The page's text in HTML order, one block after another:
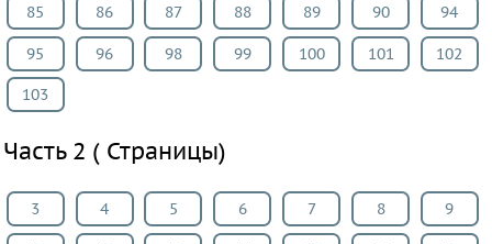
язык
Биология
История
Информатика
ОБЖ
Природоведение
Музыка
85 86 87 88 89 90 94
95 96 98 99 100 101 102
103
Часть 2 ( Страницы)
3 4 5 6 7 8 9